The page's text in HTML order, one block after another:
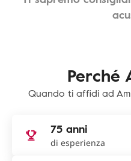
Perché
Quando ti affidi ad
75 anni
di esperienza